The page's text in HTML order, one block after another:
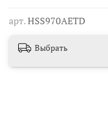
арт.HSS970AETD
Выбрать